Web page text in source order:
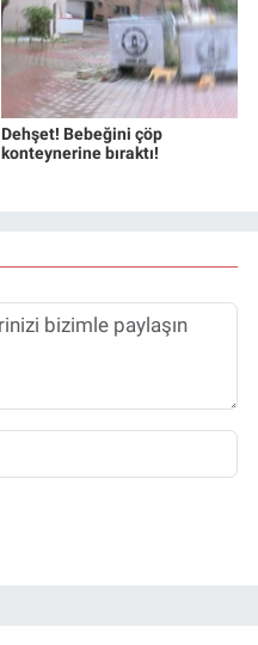
Dehşet! Bebeğini çöp
konteynerine bıraktı!